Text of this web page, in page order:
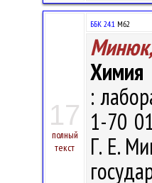
17
полный
текст
ББК 24.1 М62
Минюк,
Химия
:
1-70
Г. Е.